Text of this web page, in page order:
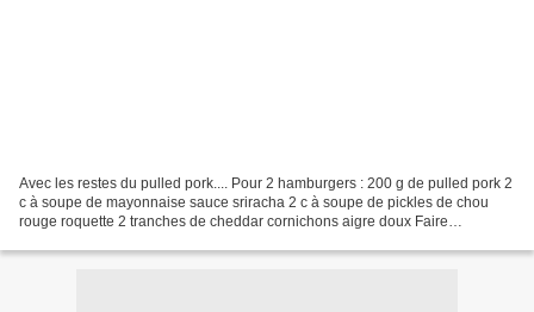
Avec les restes du pulled pork.... Pour 2 hamburgers : 200 g de pulled pork 2
c à soupe de mayonnaise sauce sriracha 2 c à soupe de pickles de chou
rouge roquette 2 tranches de cheddar cornichons aigre doux Faire